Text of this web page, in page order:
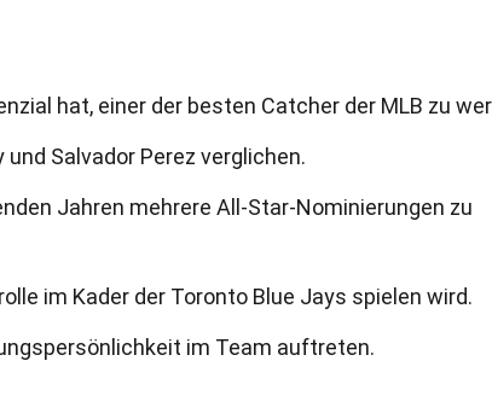
hat, einer der besten Catcher der MLB zu
Salvador Perez verglichen.
Jahren mehrere All-Star-Nominierungen zu
im Kader der Toronto Blue Jays spielen wird.
im Team auftreten.